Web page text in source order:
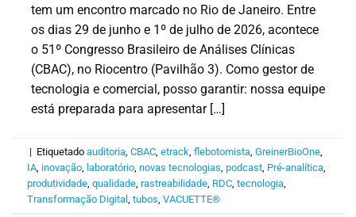
tem um encontro marcado no Rio de Janeiro. Entre
os dias 29 de junho e 1º de julho de 2026, acontece
o 51º Congresso Brasileiro de Análises Clínicas
(CBAC), no Riocentro (Pavilhão 3). Como gestor de
tecnologia e comercial, posso garantir: nossa equipe
está preparada para apresentar […]
| Etiquetadoauditoria ,CBAC ,etrack ,flebotomista ,GreinerBioOne
IA inovação laboratório ,novas tecnologias ,podcast Pré-analítica
produtividade ,qualidade ,rastreabilidade RDC ,tecnologia
Transformação Digital ,tubos ,VACUETTE®